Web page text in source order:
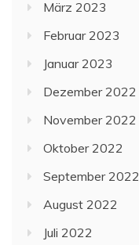
März 2023
Februar 2023
Januar 2023
Dezember 2022
November 2022
Oktober 2022
September 2022
August 2022
Juli 2022